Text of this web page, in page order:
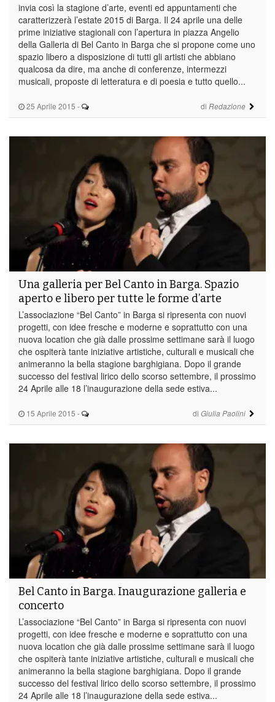
25 Aprile 2015 - di Redazione
invia così la stagione d’arte, eventi ed appuntamenti che
caratterizzerà l’estate 2015 di Barga. Il 24 aprile una delle
prime iniziative stagionali con l’apertura in piazza Angelio
della Galleria di Bel Canto in Barga che si propone come uno
spazio libero a disposizione di tutti gli artisti che abbiano
qualcosa da dire, ma anche di conferenze, intermezzi
musicali, proposte di letteratura e di poesia e tutto quello...
15 Aprile 2015 - di Giulia Paolini
Una galleria per Bel Canto in Barga. Spazio
aperto e libero per tutte le forme d’arte
L’associazione “Bel Canto” in Barga si ripresenta con nuovi
progetti, con idee fresche e moderne e soprattutto con una
nuova location che già dalle prossime settimane sarà il luogo
che ospiterà tante iniziative artistiche, culturali e musicali che
animeranno la bella stagione barghigiana. Dopo il grande
successo del festival lirico dello scorso settembre, il prossimo
24 Aprile alle 18 l’inaugurazione della sede estiva...
Bel Canto in Barga. Inaugurazione galleria e
concerto
L’associazione “Bel Canto” in Barga si ripresenta con nuovi
progetti, con idee fresche e moderne e soprattutto con una
nuova location che già dalle prossime settimane sarà il luogo
che ospiterà tante iniziative artistiche, culturali e musicali che
animeranno la bella stagione barghigiana. Dopo il grande
successo del festival lirico dello scorso settembre, il prossimo
24 Aprile alle 18 l’inaugurazione della sede estiva...